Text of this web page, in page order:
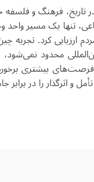
فرهنگ و فلسفه
تنها یک مسیر
ارزیابی کرد.
محدود
بیشتری
و اثرگذار را در برابر